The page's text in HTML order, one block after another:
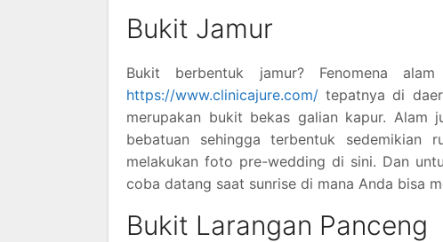
Bukit Jamur
Bukit berbentuk jamur? Fenomena
https://www.clinicajure.com/ tepatnya di
merupakan bukit bekas galian kapur. Alam
bebatuan sehingga terbentuk sedemikian
melakukan foto pre-wedding di sini. Dan
coba datang saat sunrise di mana Anda bisa
Bukit Larangan Panceng